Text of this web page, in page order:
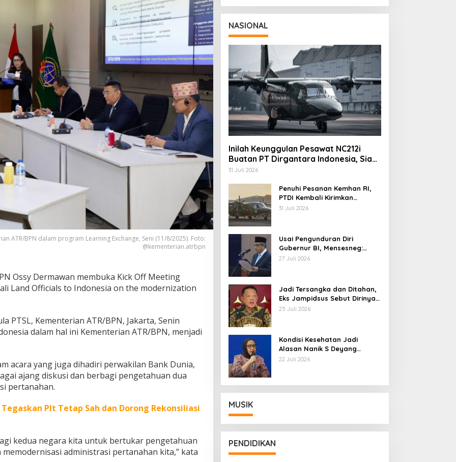
ATR/BPN dalam program Learning Exchange, Seni (11/8/2025). Foto:
@kementerian.atrbpn
Ossy Dermawan membuka Kick Off Meeting
Land Officials to Indonesia on the modernization
PTSL, Kementerian ATR/BPN, Jakarta, Senin
dalam hal ini Kementerian ATR/BPN, menjadi
acara yang juga dihadiri perwakilan Bank Dunia,
ajang diskusi dan berbagi pengetahuan dua
pertanahan.
Plt Tetap Sah dan Dorong Rekonsiliasi
kedua negara kita untuk bertukar pengetahuan
administrasi pertanahan kita,” kata
NASIONAL
Inilah Keunggulan Pesawat NC212i
Buatan PT Dirgantara Indonesia, Siap
Dukung Berbagai Operasi TNI
31 Juli 2026
Penuhi Pesanan Kemhan RI,
PTDI Kembali Kirimkan
Pesawat NC212i ke Pangkalan
31 Juli 2026
Usai Pengunduran Diri
Gubernur BI, Mensesneg:
Segera Terbit Keppres
27 Juli 2026
Jadi Tersangka dan Ditahan,
Eks Jampidsus Sebut Dirinya
Korban Kriminalisasi
25 Juli 2026
Kondisi Kesehatan Jadi
Alasan Nanik S Deyang
Mundur dari BGN, Prabowo
22 Juli 2026
MUSIK
PENDIDIKAN